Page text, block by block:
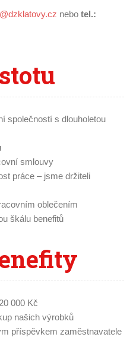
nebo tel.:
společností s dlouholetou
smlouvy
práce – jsme držiteli
oblečením
škálu benefitů
000 Kč
našich výrobků
příspěvkem zaměstnavatele